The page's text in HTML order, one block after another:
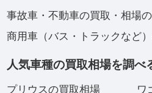
事故車・不動車の買取・相場
商用車（バス・トラックなど
人気車種の買取相場を調べ
プリウスの買取相場
ワ